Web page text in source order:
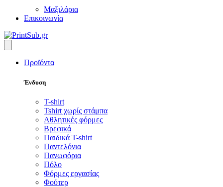
Μαξιλάρια
Επικοινωνία
Προϊόντα
Ένδυση
T-shirt
Tshirt χωρίς στάμπα
Αθλητικές φόρμες
Βρεφικά
Παιδικά T-shirt
Παντελόνια
Πανωφόρια
Πόλο
Φόρμες εργασίας
Φούτερ